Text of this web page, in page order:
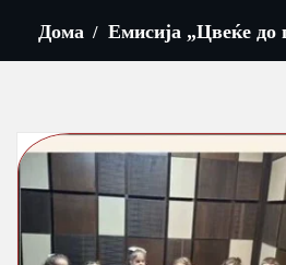
Дома Емисија „Цвеќе до